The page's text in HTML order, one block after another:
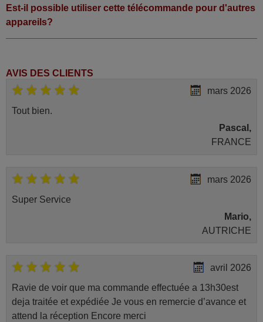
Est-il possible utiliser cette télécommande pour d'autres
appareils?
AVIS DES CLIENTS
mars 2026
Tout bien.
Pascal,
FRANCE
mars 2026
Super Service
Mario,
AUTRICHE
avril 2026
Ravie de voir que ma commande effectuée a 13h30est
deja traitée et expédiée Je vous en remercie d’avance et
attend la réception Encore merci